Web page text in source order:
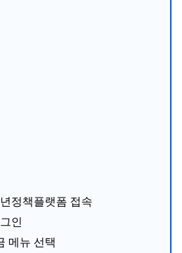
정책플랫폼 접속
인
메뉴 선택